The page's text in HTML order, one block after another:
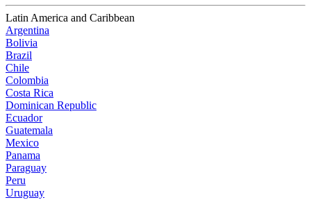
Latin America and Caribbean
Argentina
Bolivia
Brazil
Chile
Colombia
Costa Rica
Dominican Republic
Ecuador
Guatemala
Mexico
Panama
Paraguay
Peru
Uruguay